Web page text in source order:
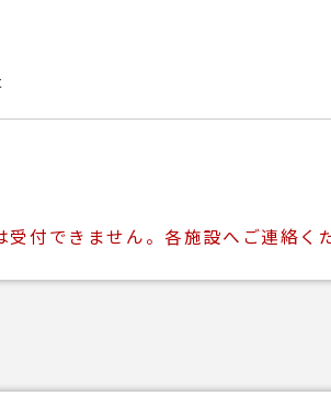
付できません。各施設へご連絡く